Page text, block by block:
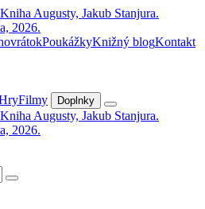
PoukážkyKnižný blogKontakt
Filmy Doplnky